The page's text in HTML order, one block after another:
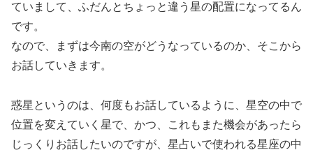
ていまして、ふだんとちょっと違う星の配置になってるん
です。
なので、まずは今南の空がどうなっているのか、そこから
お話していきます。
惑星というのは、何度もお話しているように、星空の中で
位置を変えていく星で、かつ、これもまた機会があったら
じっくりお話したいのですが、星占いで使われる星座の中